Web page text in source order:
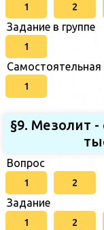
1 2
Задание в группе
1
Самостоятельная
1
§9. Мезолит
Вопрос
1 2
Задание
1 2